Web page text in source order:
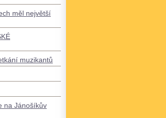
měl největší
muzikantů
na Jánošíkův